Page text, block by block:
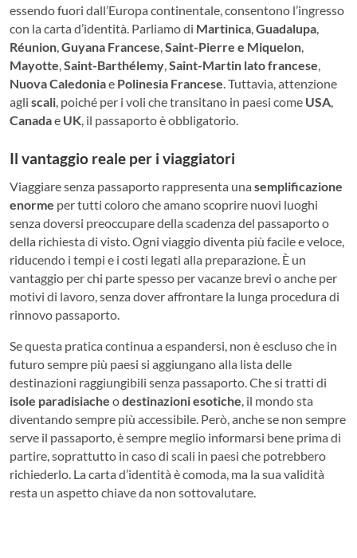
essendo fuori dall’Europa continentale, consentono l’ingresso
con la carta d’identità. Parliamo di Martinica Guadalupa
Réunion Guyana Francese Saint-Pierre e Miquelon
Mayotte Saint-Barthélemy Saint-Martin lato francese
Nuova Caledoniae Polinesia Francese . Tuttavia, attenzione
agli scali , poiché per i voli che transitano in paesi come USA
Canadae UK , il passaporto è obbligatorio.
Il vantaggio reale per i viaggiatori
Viaggiare senza passaporto rappresenta una semplificazione
enorme per tutti coloro che amano scoprire nuovi luoghi
senza doversi preoccupare della scadenza del passaporto o
della richiesta di visto. Ogni viaggio diventa più facile e veloce,
riducendo i tempi e i costi legati alla preparazione. È un
vantaggio per chi parte spesso per vacanze brevi o anche per
motivi di lavoro, senza dover affrontare la lunga procedura di
rinnovo passaporto.
Se questa pratica continua a espandersi, non è escluso che in
futuro sempre più paesi si aggiungano alla lista delle
destinazioni raggiungibili senza passaporto. Che si tratti di
isole paradisiache odestinazioni esotiche, il mondo sta
diventando sempre più accessibile. Però, anche se non sempre
serve il passaporto, è sempre meglio informarsi bene prima di
partire, soprattutto in caso di scali in paesi che potrebbero
richiederlo. La carta d’identità è comoda, ma la sua validità
resta un aspetto chiave da non sottovalutare.